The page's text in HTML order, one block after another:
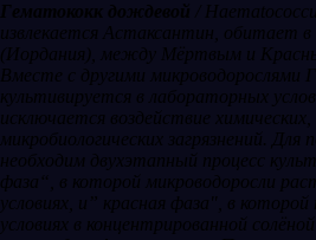
Гематококк дождевой
/
извлекается Астаксантин, обитает
(Иордания), между Мёртвым и
Вместе с другими микроводорослями
культивируется в лабораторных
исключается воздействие химических,
микробиологических загрязнений.
необходим двухэтапный процесс
фаза“, в которой микроводоросли
условиях, и” красная фаза", в
условиях в концентрированной